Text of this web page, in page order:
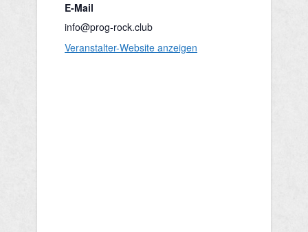
E-Mail
info@prog-rock.club
Veranstalter-Website anzeigen